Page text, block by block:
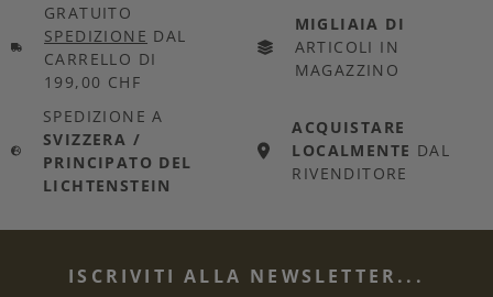
GRATUITO
SPEDIZIONE DAL
CARRELLO DI
199,00 CHF
MIGLIAIA DI
ARTICOLI IN
MAGAZZINO
SPEDIZIONE A
SVIZZERA /
PRINCIPATO DEL
LICHTENSTEIN
ACQUISTARE
LOCALMENTE DAL
RIVENDITORE
ISCRIVITI ALLA NEWSLETTER...